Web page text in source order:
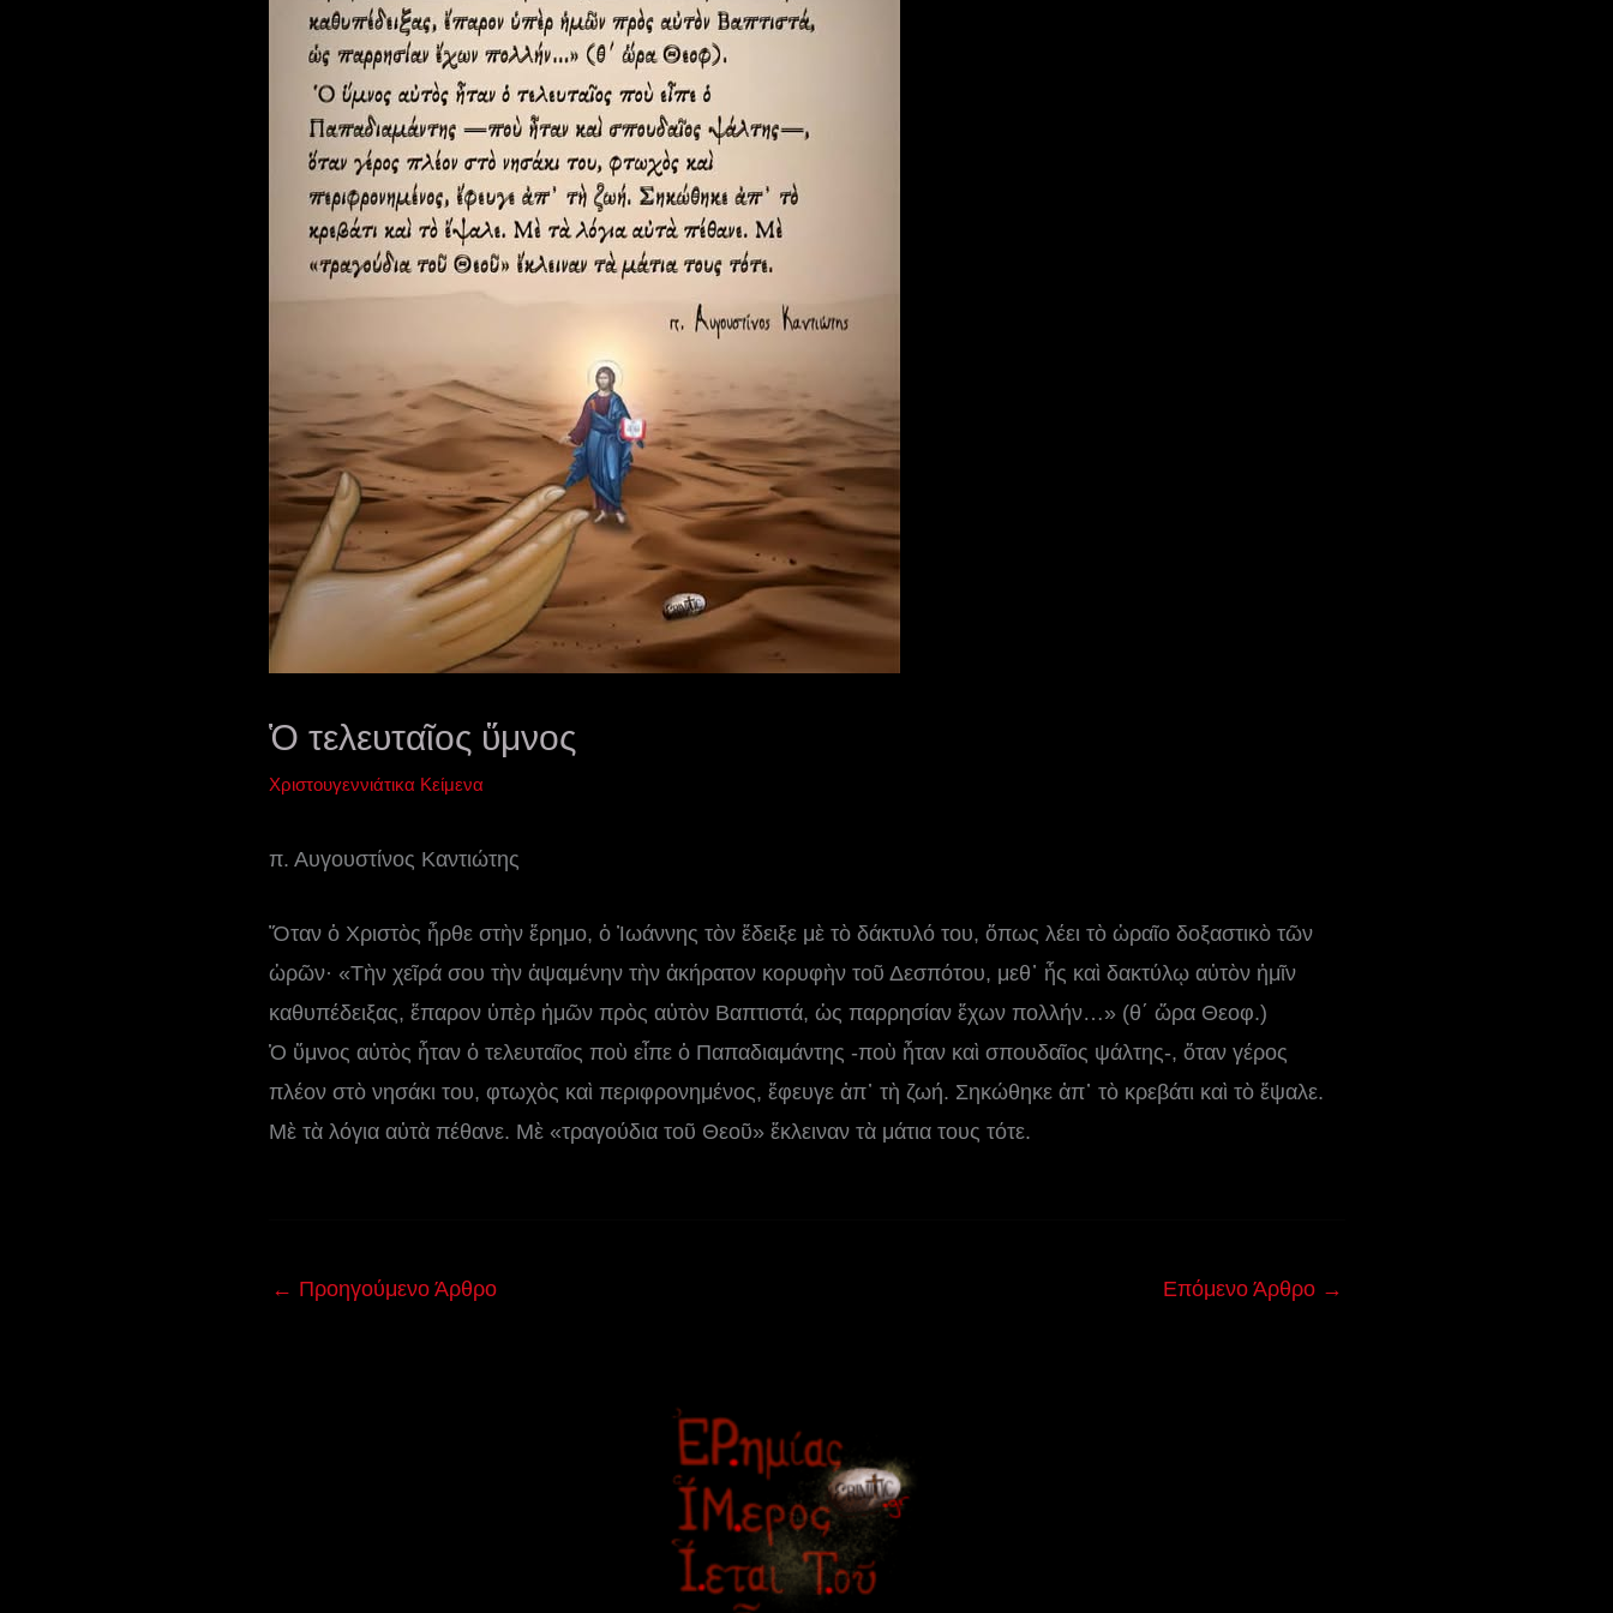
Ὁ τελευταῖος ὕμνος
Χριστουγεννιάτικα Κείμενα
π. Αυγουστίνος Καντιώτης
Ὅταν ὁ Χριστὸς ἦρθε στὴν ἔρημο, ὁ Ἰωάννης τὸν ἔδειξε μὲ τὸ δάκτυλό του, ὅπως λέει τὸ ὡραῖο δοξαστικὸ τῶν
ὡρῶν· «Τὴν χεῖρά σου τὴν ἁψαμένην τὴν ἀκήρατον κορυφὴν τοῦ Δε­σπότου, μεθ᾿ ἧς καὶ δακτύλῳ αὐτὸν ἡμῖν
καθυπέδειξας, ἔπαρον ὑπὲρ ἡμῶν πρὸς αὐτὸν Βαπτιστά, ὡς παρρησίαν ἔχων πολλήν…» (θ΄ ὥρα Θεοφ.)
Ὁ ὕμνος αὐτὸς ἦταν ὁ τελευταῖος ποὺ εἶπε ὁ Παπαδιαμάντης -ποὺ ἦταν καὶ σπουδαῖος ψάλτης-, ὅταν γέρος
πλέον στὸ νησά­κι του, φτωχὸς καὶ περιφρονημένος, ἔφευγε ἀπ᾿ τὴ ζωή. Σηκώθηκε ἀπ᾿ τὸ κρεβάτι καὶ τὸ ἔψαλε.
Μὲ τὰ λόγια αὐτὰ πέθανε. Μὲ «τραγούδια τοῦ Θεοῦ» ἔκλειναν τὰ μάτια τους τότε.
← Προηγούμενο Άρθρο Επόμενο Άρθρο →